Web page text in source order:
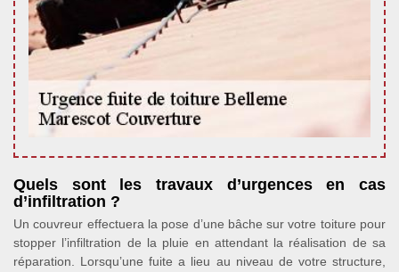
Quels sont les travaux d’urgences en cas
d’infiltration ?
Un couvreur effectuera la pose d’une bâche sur votre toiture pour
stopper l’infiltration de la pluie en attendant la réalisation de sa
réparation. Lorsqu’une fuite a lieu au niveau de votre structure,